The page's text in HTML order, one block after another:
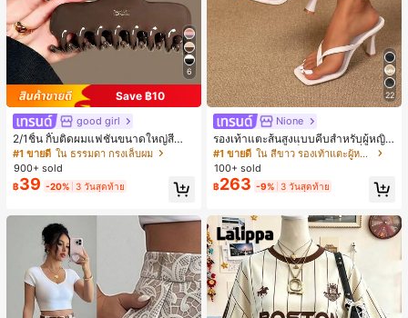
6
Save ฿10
good girl
2/1ชิ้น กิ๊บติดผมแฟชั่นขนาดใหญ่สีน้ำ
ตาลชานมสำหรับผู้หญิง เหมาะสำหรับก
ารอาบน้ำ ล้างหน้า และจัดแต่งทรงผม
#1 ขายดี ใน ธรรมดา กรงเล็บผม
900+ sold
฿39 -20% 3 วันสุดท้าย
22
Nione
รองเท้าแตะส้นสูงแบบคีบสำหรับผู้หญิง
สไตล์คลาสสิก สีบล็อก สไตล์แฟรี่ฤดูร้อ
น ส้นเข็ม รองเท้าแตะแบบคีบ รองเท้าแ
ตะชายหาดแฟชั่นสายไขว้ รองเท้าผู้ห
ญิง สำหรับออฟฟิศ บ้าน กลางแจ้ง ดีไซ
น์หัวเหลี่ยม ชิคและหรูหรา สำหรับเดทไ
นท์
#1 ขายดี
ใน สีขาว รองเท้าแตะผู้หญิง
100+ sold
฿263 -9% 3 วันสุดท้าย